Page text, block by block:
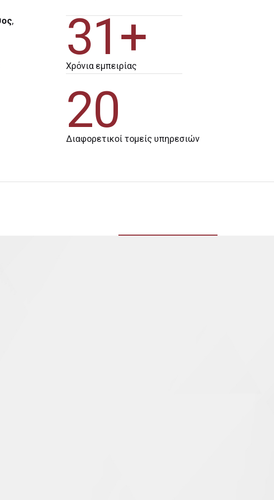
,
31+
Χρόνια εμπειρίας
20
Διαφορετικοί τομείς υπηρεσιών